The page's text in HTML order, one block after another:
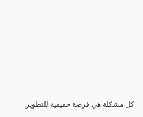
كل مشكلة هي فرصة حقيقية للتطوير.